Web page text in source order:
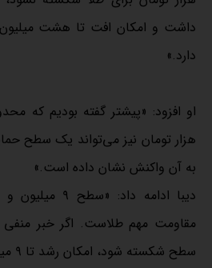
دارد.»
هزار تومان نیز می‌تواند یک سطح
به آن واکنش نشان داده است.»
مقاومت مهم طلاست. اگر خبر